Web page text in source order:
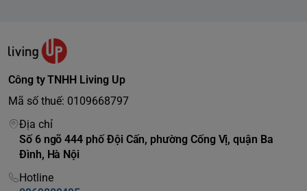
Công ty TNHH Living Up
Mã số thuế: 0109668797
Địa chỉ
Số 6 ngõ 444 phố Đội Cấn, phường Cống Vị, quận Ba
Đình, Hà Nội
Hotline